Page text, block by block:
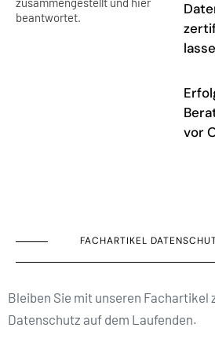
beantwortet.
vor
FACHARTIKEL
Bleiben Sie mit unseren Fachartikel
Datenschutz auf dem Laufenden.